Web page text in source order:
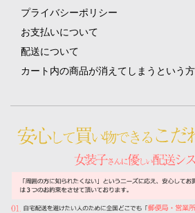
プライバシーポリシー
お支払いについて
配送について
カート内の商品が消えてしまうという方